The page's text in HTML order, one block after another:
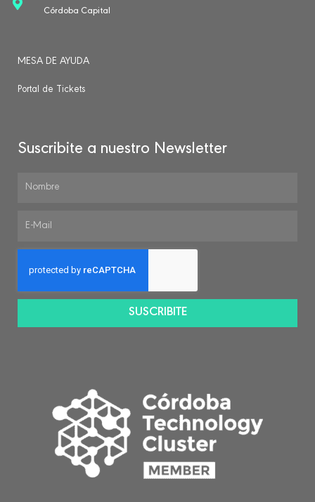
Córdoba Capital
MESA DE AYUDA
Portal de Tickets
Suscribite a nuestro Newsletter
SUSCRIBITE